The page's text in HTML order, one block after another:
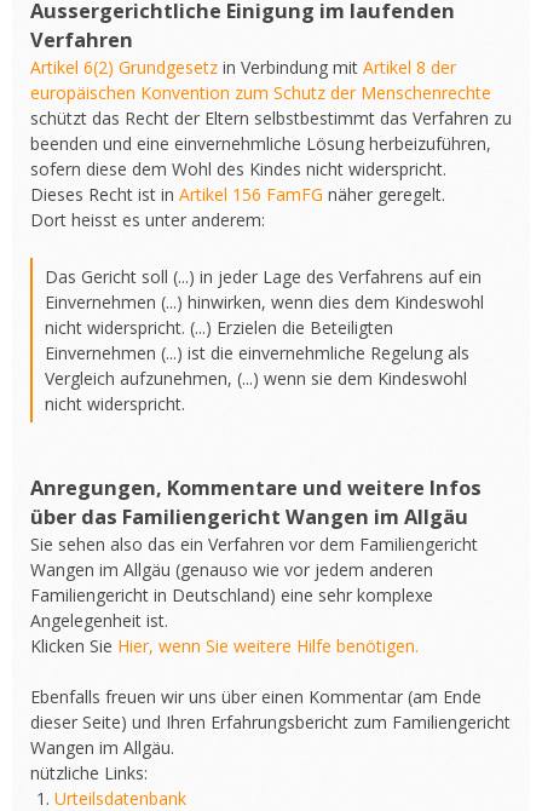
Aussergerichtliche Einigung im laufenden
Verfahren
Artikel 6(2) Grundgesetz in Verbindung mit Artikel 8 der
europäischen Konvention zum Schutz der Menschenrechte
schützt das Recht der Eltern selbstbestimmt das Verfahren zu
beenden und eine einvernehmliche Lösung herbeizuführen,
sofern diese dem Wohl des Kindes nicht widerspricht.
Dieses Recht ist in Artikel 156 FamFG näher geregelt.
Dort heisst es unter anderem:
Das Gericht soll (...) in jeder Lage des Verfahrens auf ein
Einvernehmen (...) hinwirken, wenn dies dem Kindeswohl
nicht widerspricht. (...) Erzielen die Beteiligten
Einvernehmen (...) ist die einvernehmliche Regelung als
Vergleich aufzunehmen, (...) wenn sie dem Kindeswohl
nicht widerspricht.
Anregungen, Kommentare und weitere Infos
über das Familiengericht Wangen im Allgäu
Sie sehen also das ein Verfahren vor dem Familiengericht
Wangen im Allgäu (genauso wie vor jedem anderen
Familiengericht in Deutschland) eine sehr komplexe
Angelegenheit ist.
Klicken Sie Hier, wenn Sie weitere Hilfe benötigen.
Ebenfalls freuen wir uns über einen Kommentar (am Ende
dieser Seite) und Ihren Erfahrungsbericht zum Familiengericht
Wangen im Allgäu.
nützliche Links:
Urteilsdatenbank